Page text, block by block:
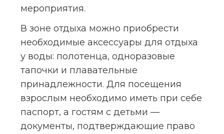
мероприятия.
В зоне отдыха можно приобрести
необходимые аксессуары для отдыха
у воды: полотенца, одноразовые
тапочки и плавательные
принадлежности. Для посещения
взрослым необходимо иметь при себе
паспорт, а гостям с детьми —
документы, подтверждающие право